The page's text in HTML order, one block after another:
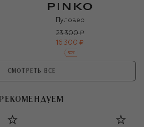
Пуловер
23 300 ₽
16 300 ₽
-30%
СМОТРЕТЬ ВСЕ
РЕКОМЕНДУЕМ